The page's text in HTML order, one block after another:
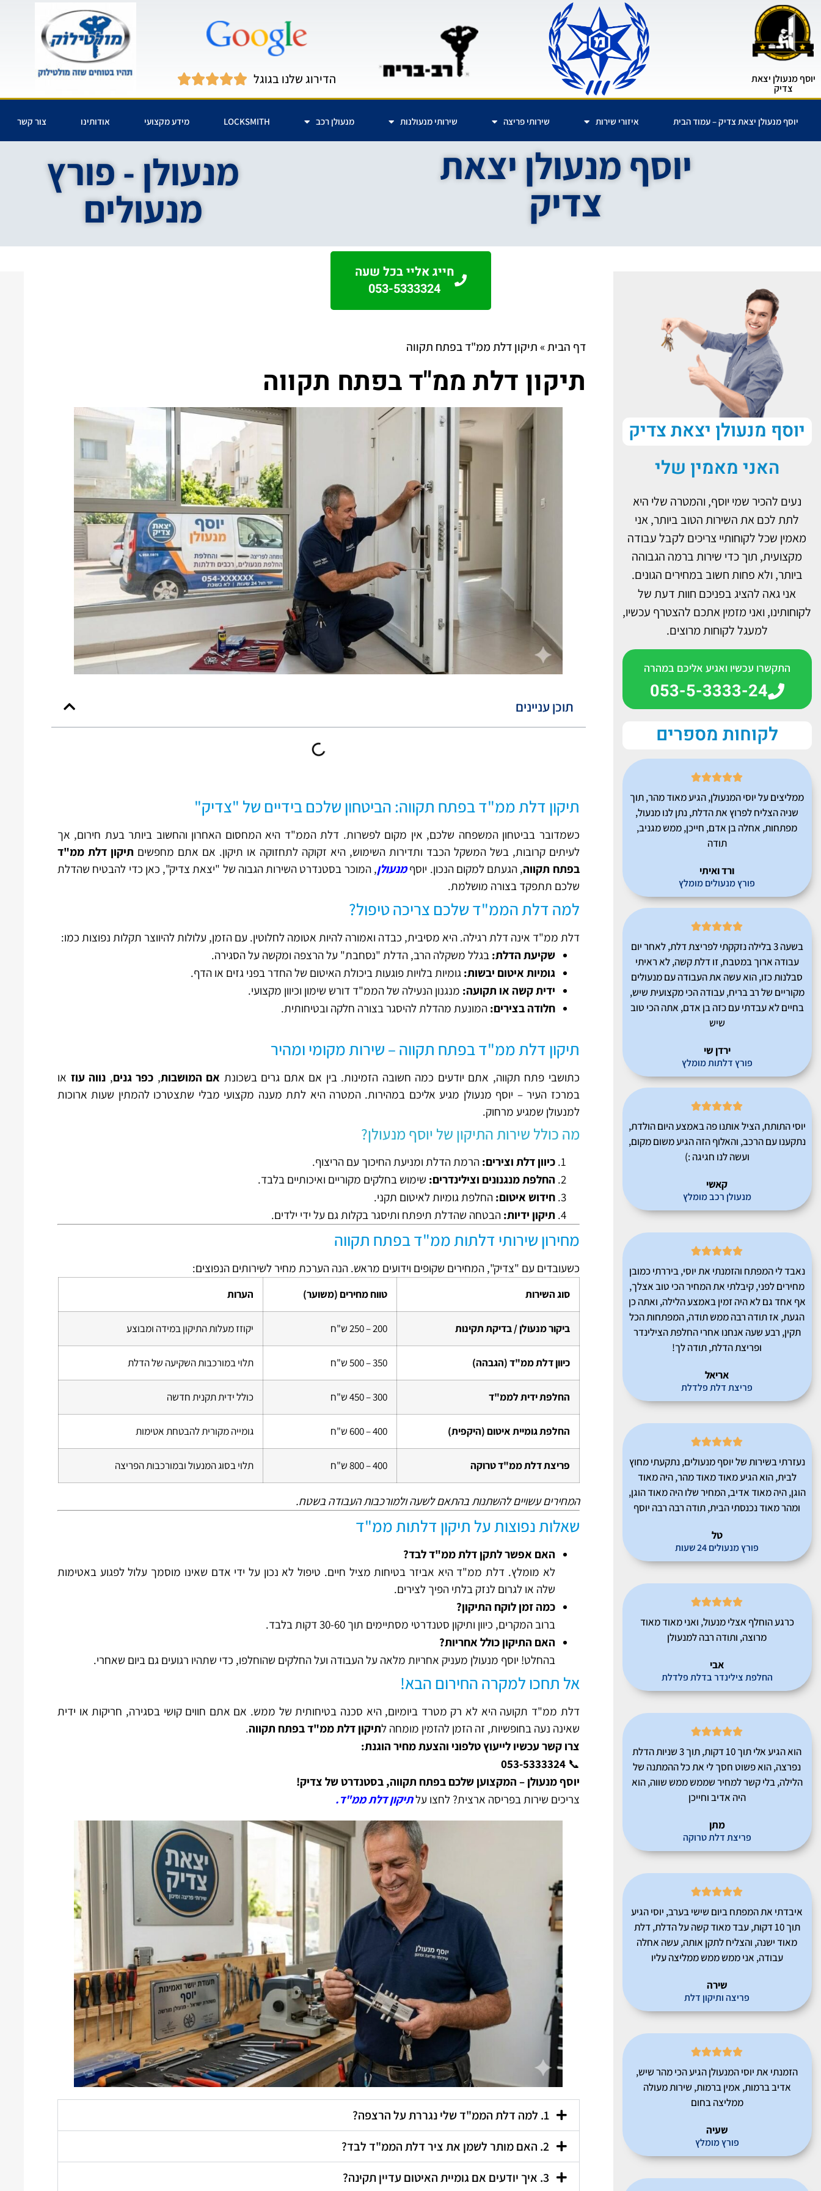
יוסף מנעולן יצאת
צדיק
הדירוג שלנו בגוגל 




יוסף מנעולן יצאת צדיק – עמוד הבית איזורי שירות שירותי פריצה שירותי מנעולנות מנעולן רכב LOCKSMITH מידע מקצועי אודותינו צור קשר
יוסף מנעולן יצאת
צדיק
מנעולן - פורץ
מנעולים
חייג אליי בכל שעה
053-5333324
יוסף מנעולן יצאת צדיק
האני מאמין שלי
נעים להכיר שמי יוסף, והמטרה שלי היא
לתת לכם את השירות הטוב ביותר, אני
מאמין שכל לקוחותיי צריכים לקבל עבודה
מקצועית, תוך כדי שירות ברמה הגבוהה
ביותר, ולא פחות חשוב במחירים הגונים.
אני גאה להציג בפניכם חוות דעת של
לקוחותינו, ואני מזמין אתכם להצטרף עכשיו,
למעגל לקוחות מרוצים.
התקשרו עכשיו ואגיע אליכם במהרה
053-5-3333-24
לקוחות מספרים





ממליצים על יוסי המנעולן, הגיע מאוד מהר, תוך
שניה הצליח לפרוץ את הדלת, נתן לנו מנעול,
מפתחות, אחלה בן אדם, חייכן, ממש מגניב,
תודה
ורד ואיתי
פורץ מנעולים מומלץ





בשעה 3 בלילה נזקקתי לפריצת דלת, לאחר יום
עבודה ארוך במטבח, זו דלת קשה, לא ראיתי
סבלנות כזו, הוא עשה את העבודה עם מנעולים
מקוריים של רב בריח, עבודה הכי מקצועית שיש,
בחיים לא עבדתי עם כזה בן אדם, אתה הכי טוב
שיש
ירדן שי
פורץ דלתות מומלץ





יוסי התותח, הציל אותנו פה באמצע היום הולדת,
נתקענו עם הרכב, והאלוף הזה הגיע משום מקום,
ועשה לנו חגיגה :)
קאשי
מנעולן רכב מומלץ





נאבד לי המפתח והזמנתי את יוסי, ביררתי כמובן
מחירים לפני, קיבלתי את המחיר הכי טוב אצלך,
אף אחד גם לא היה זמין באמצע הלילה, ואתה כן
הגעת, אז תודה רבה ממש תודה, המפתחות הכל
תקין, רבע שעה אנחנו אחרי החלפת הצילינדר
ופריצת הדלת, תודה לך!
אריאל
פריצת דלת פלדלת





נעזרתי בשירות של יוסף מנעולים, נתקעתי מחוץ
לבית, הוא הגיע מאוד מאוד מהר, היה מאוד
הוגן, היה מאוד אדיב, המחיר שלו היה מאוד הוגן,
ומהר מאוד נכנסתי הבית, תודה רבה רבה יוסף
טל
פורץ מנעולים 24 שעות





כרגע הוחלף אצלי מנעול, ואני מאוד מאוד
מרוצה, ותודה רבה למנעולן
אבי
החלפת צילינדר בדלת פלדלת





הוא הגיע אלי תוך 10 דקות, תוך 3 שניות הדלת
נפרצה, הוא פשוט חסך לי את כל ההמתנה של
הלילה, בלי קשר למחיר שממש ממש שווה, הוא
היה אדיב וחייכן
מתן
פריצת דלת טרוקה





איבדתי את המפתח ביום שישי בערב, יוסי הגיע
תוך 10 דקות, עבד מאוד קשה על הדלת, דלת
מאוד ישנה, והצליח לתקן אותה, עשה אחלה
עבודה, אני ממש ממש ממליצה עליו
שירה
פריצה ותיקון דלת





הזמנתי את יוסי המנעולן הגיע הכי מהר שיש,
אדיב ברמות, אמין ברמות, שירות מעולה
ממליצה בחום
שעיה
פורץ מומלץ
דף הבית» תיקון דלת ממ"ד בפתח תקווה
תיקון דלת ממ"ד בפתח תקווה
תוכן עניינים
תיקון דלת ממ"ד בפתח תקווה: הביטחון שלכם בידיים של "צדיק"
כשמדובר בביטחון המשפחה שלכם, אין מקום לפשרות. דלת הממ"ד היא המחסום האחרון והחשוב ביותר בעת חירום, אך
לעיתים קרובות, בשל המשקל הכבד ותדירות השימוש, היא זקוקה לתחזוקה או תיקון. אם אתם מחפשים תיקון דלת ממ"ד
בפתח תקווה, הגעתם למקום הנכון. יוסףמנעולן, המוכר בסטנדרט השירות הגבוה של "יצאת צדיק", כאן כדי להבטיח שהדלת
שלכם תתפקד בצורה מושלמת.
למה דלת הממ"ד שלכם צריכה טיפול?
דלת ממ"ד אינה דלת רגילה. היא מסיבית, כבדה ואמורה להיות אטומה לחלוטין. עם הזמן, עלולות להיווצר תקלות נפוצות כמו:
שקיעת הדלת: בגלל משקלה הרב, הדלת "נסחבת" על הרצפה ומקשה על הסגירה.
גומיות איטום יבשות: גומיות בלויות פוגעות ביכולת האיטום של החדר בפני גזים או הדף.
ידית קשה או תקועה: מנגנון הנעילה של הממ"ד דורש שימון וכיוון מקצועי.
חלודה בצירים: המונעת מהדלת להיסגר בצורה חלקה ובטיחותית.
תיקון דלת ממ"ד בפתח תקווה – שירות מקומי ומהיר
כתושבי פתח תקווה, אתם יודעים כמה חשובה הזמינות. בין אם אתם גרים בשכונת אם המושבות, כפר גנים, נווה עוז או
במרכז העיר – יוסף מנעולן מגיע אליכם במהירות. המטרה היא לתת מענה מקצועי מבלי שתצטרכו להמתין שעות ארוכות
למנעולן שמגיע מרחוק.
מה כולל שירות התיקון של יוסף מנעולן?
כיוון דלת וצירים: הרמת הדלת ומניעת החיכוך עם הריצוף.
החלפת מנגנונים וצילינדרים: שימוש בחלקים מקוריים ואיכותיים בלבד.
חידוש איטום: החלפת גומיות לאיטום תקני.
תיקון ידיות: הבטחה שהדלת תיפתח ותיסגר בקלות גם על ידי ילדים.
מחירון שירותי דלתות ממ"ד בפתח תקווה
כשעובדים עם "צדיק", המחירים שקופים וידועים מראש. הנה הערכת מחיר לשירותים הנפוצים:
סוג השירות טווח מחירים (משוער) הערות
ביקור מנעולן / בדיקת תקינות 200 – 250 ש"ח יקוזז מעלות התיקון במידה ומבוצע
כיוון דלת ממ"ד (הגבהה) 350 – 500 ש"ח תלוי במורכבות השקיעה של הדלת
החלפת ידית לממ"ד 300 – 450 ש"ח כולל ידית תקנית חדשה
החלפת גומיית איטום (היקפית) 400 – 600 ש"ח גומייה מקורית להבטחת אטימות
פריצת דלת ממ"ד טרוקה 400 – 800 ש"ח תלוי בסוג המנעול ובמורכבות הפריצה
המחירים עשויים להשתנות בהתאם לשעה ולמורכבות העבודה בשטח.
שאלות נפוצות על תיקון דלתות ממ"ד
האם אפשר לתקן דלת ממ"ד לבד?
לא מומלץ. דלת ממ"ד היא אביזר בטיחות מציל חיים. טיפול לא נכון על ידי אדם שאינו מוסמך עלול לפגוע באטימות
שלה או לגרום לנזק בלתי הפיך לצירים.
כמה זמן לוקח התיקון?
ברוב המקרים, כיוון ותיקון סטנדרטי מסתיימים תוך 30-60 דקות בלבד.
האם התיקון כולל אחריות?
בהחלט! יוסף מנעולן מעניק אחריות מלאה על העבודה ועל החלקים שהוחלפו, כדי שתהיו רגועים גם ביום שאחרי.
אל תחכו למקרה החירום הבא!
דלת ממ"ד תקועה היא לא רק מטרד ביומיום, היא סכנה בטיחותית של ממש. אם אתם חווים קושי בסגירה, חריקות או ידית
שאינה נעה בחופשיות, זה הזמן להזמין מומחה לתיקון דלת ממ"ד בפתח תקווה.
צרו קשר עכשיו לייעוץ טלפוני והצעת מחיר הוגנת:
📞
053-5333324
יוסף מנעולן – המקצוען שלכם בפתח תקווה, בסטנדרט של צדיק!
צריכים שירות בפריסה ארצית? לחצו עלתיקון דלת ממ"ד.
1. למה דלת הממ"ד שלי נגררת על הרצפה?
2. האם מותר לשמן את ציר דלת הממ"ד לבד?
3. איך יודעים אם גומיית האיטום עדיין תקינה?